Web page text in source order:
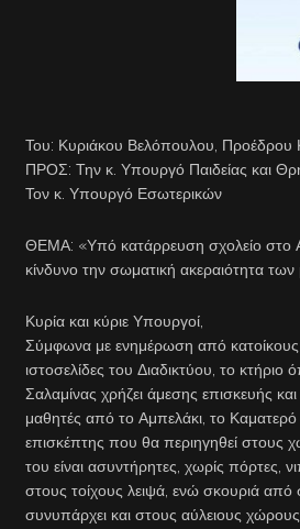
Του: Κυριάκου Βελόπουλου, Προέδρου
ΠΡΟΣ: Την κ. Υπουργό Παιδείας και
Τον κ. Υπουργό Εσωτερικών
ΘΕΜΑ: «Υπό κατάρρευση σχολείο στο
κίνδυνο την σωματική ακεραιότητα
Κυρία και κύριε Υπουργοί,
Σύμφωνα με ενημέρωση από κατοίκους
ιστοσελίδες του Διαδικτύου, το
Σαλαμίνας χρήζει άμεσης επισκευής
μαθητές από το Αμπελάκι, το Καματερό
επισκέπτης που θα περιηγηθεί στους
του είναι ασυντήρητες, χωρίς πόρτες,
στους τοίχους λειψά, ενώ σκουριά από
συνυπάρχει και στους αύλειους